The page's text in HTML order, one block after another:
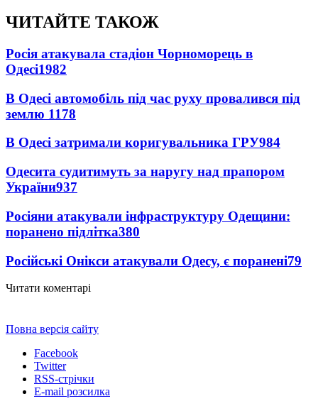
ЧИТАЙТЕ ТАКОЖ
Росія атакувала стадіон Чорноморець в
Одесі1982
В Одесі автомобіль під час руху провалився під
землю 1178
В Одесі затримали коригувальника ГРУ984
Одесита судитимуть за наругу над прапором
України937
Росіяни атакували інфраструктуру Одещини:
поранено підлітка380
Російські Онікси атакували Одесу, є поранені79
Читати коментарі
Повна версія сайту
Facebook
Twitter
RSS-стрічки
E-mail розсилка